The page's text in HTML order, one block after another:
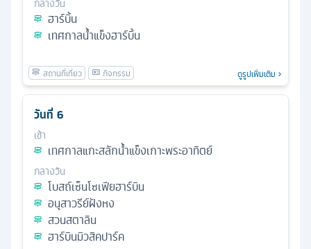
กลางวัน
ฮาร์บิ้น
เทศกาลน้ำแข็งฮาร์บิ้น
ดูรูปเพิ่มเติม
วันที่ 6
เช้า
เทศกาลแกะสลักน้ำแข็งเกาะพระอาทิตย์
กลางวัน
โบสถ์เซ็นโซเฟียฮาร์บิน
อนุสาวรีย์ฝังหง
สวนสตาลิน
ฮาร์บินมิวสิคปาร์ค